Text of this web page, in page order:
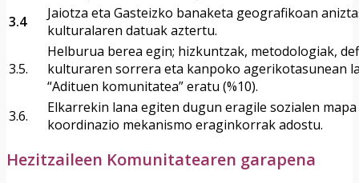
3.4
Jaiotza eta Gasteizko banaketa geografikoan
kulturalaren datuak aztertu.
3.5.
Helburua berea egin; hizkuntzak, metodologiak,
kulturaren sorrera eta kanpoko agerikotasunean
“Adituen komunitatea” eratu (%10).
3.6.
Elkarrekin lana egiten dugun eragile sozialen
koordinazio mekanismo eraginkorrak adostu.
Hezitzaileen Komunitatearen garapena